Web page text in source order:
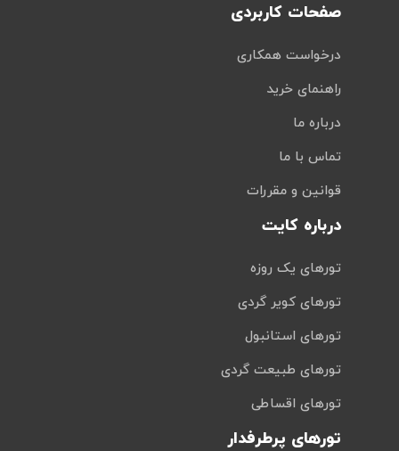
صفحات کاربردی
درخواست همکاری
راهنمای خرید
درباره ما
تماس با ما
قوانین و مقررات
درباره کایت
تورهای یک روزه
تورهای کویر گردی
تورهای استانبول
تورهای طبیعت گردی
تورهای اقساطی
تورهای پرطرفدار